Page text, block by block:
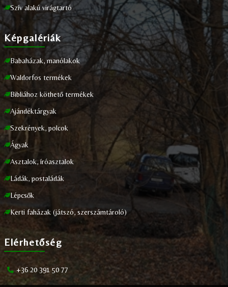
Szív alakú virágtartó
Képgalériák
Babaházak, manólakok
Waldorfos termékek
Bibliához köthető termékek
Ajándéktárgyak
Szekrények, polcok
Ágyak
Asztalok, íróasztalok
Ládák, postaládák
Lépcsők
Kerti faházak (játszó, szerszámtároló)
Elérhetőség
+36 20 391 50 77